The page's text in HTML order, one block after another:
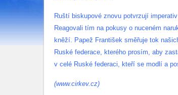
Ruští biskupové znovu potvrzují
Reagovali tím na pokusy o nuceném
kněží. Papež František směřuje tok
Ruské federace, kterého prosím, aby
v celé Ruské federaci, kteří se modlí a
(www.cirkev.cz)